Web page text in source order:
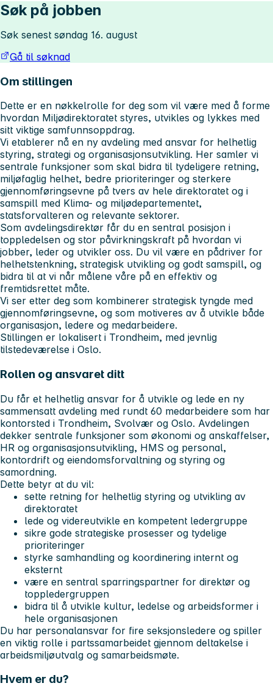
Søk på jobben
Søk senest søndag 16. august
Gå til søknad
Om stillingen
Dette er en nøkkelrolle for deg som vil være med å forme
hvordan Miljødirektoratet styres, utvikles og lykkes med
sitt viktige samfunnsoppdrag.
Vi etablerer nå en ny avdeling med ansvar for helhetlig
styring, strategi og organisasjonsutvikling. Her samler vi
sentrale funksjoner som skal bidra til tydeligere retning,
miljøfaglig helhet, bedre prioriteringer og sterkere
gjennomføringsevne på tvers av hele direktoratet og i
samspill med Klima- og miljødepartementet,
statsforvalteren og relevante sektorer.
Som avdelingsdirektør får du en sentral posisjon i
toppledelsen og stor påvirkningskraft på hvordan vi
jobber, leder og utvikler oss. Du vil være en pådriver for
helhetstenkning, strategisk utvikling og godt samspill, og
bidra til at vi når målene våre på en effektiv og
fremtidsrettet måte.
Vi ser etter deg som kombinerer strategisk tyngde med
gjennomføringsevne, og som motiveres av å utvikle både
organisasjon, ledere og medarbeidere.
Stillingen er lokalisert i Trondheim, med jevnlig
tilstedeværelse i Oslo.
Rollen og ansvaret ditt
Du får et helhetlig ansvar for å utvikle og lede en ny
sammensatt avdeling med rundt 60 medarbeidere som har
kontorsted i Trondheim, Svolvær og Oslo. Avdelingen
dekker sentrale funksjoner som økonomi og anskaffelser,
HR og organisasjonsutvikling, HMS og personal,
kontordrift og eiendomsforvaltning og styring og
samordning.
Dette betyr at du vil:
sette retning for helhetlig styring og utvikling av
direktoratet
lede og videreutvikle en kompetent ledergruppe
sikre gode strategiske prosesser og tydelige
prioriteringer
styrke samhandling og koordinering internt og
eksternt
være en sentral sparringspartner for direktør og
toppledergruppen
bidra til å utvikle kultur, ledelse og arbeidsformer i
hele organisasjonen
Du har personalansvar for fire seksjonsledere og spiller
en viktig rolle i partssamarbeidet gjennom deltakelse i
arbeidsmiljøutvalg og samarbeidsmøte.
Hvem er du?